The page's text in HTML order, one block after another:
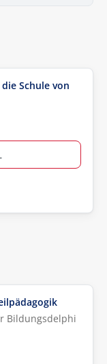
Schule von
Bildungsdelphi